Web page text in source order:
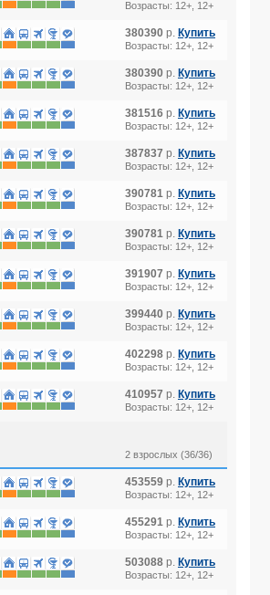
Возрасты: 12+, 12+
380390 р. Купить
Возрасты: 12+, 12+
380390 р. Купить
Возрасты: 12+, 12+
381516 р. Купить
Возрасты: 12+, 12+
387837 р. Купить
Возрасты: 12+, 12+
390781 р. Купить
Возрасты: 12+, 12+
390781 р. Купить
Возрасты: 12+, 12+
391907 р. Купить
Возрасты: 12+, 12+
399440 р. Купить
Возрасты: 12+, 12+
402298 р. Купить
Возрасты: 12+, 12+
410957 р. Купить
Возрасты: 12+, 12+
2 взрослых (36/36)
453559 р. Купить
Возрасты: 12+, 12+
455291 р. Купить
Возрасты: 12+, 12+
503088 р. Купить
Возрасты: 12+, 12+